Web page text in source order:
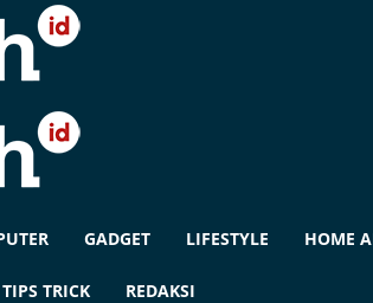
GADGET LIFESTYLE HOME
TIPS TRICK REDAKSI